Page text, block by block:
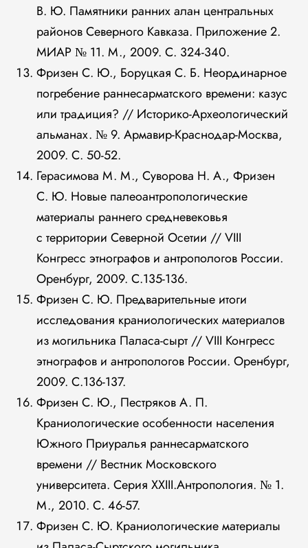
В. Ю. Памятники ранних алан центральных
районов Северного Кавказа. Приложение 2.
МИАР № 11. М., 2009. С. 324-340.
Фризен С. Ю., Боруцкая С. Б. Неординарное
погребение раннесарматского времени: казус
или традиция? // Историко-Археологический
альманах. № 9. Армавир-Краснодар-Москва,
2009. С. 50-52.
Герасимова М. М., Суворова Н. А., Фризен
С. Ю. Новые палеоантропологические
материалы раннего средневековья
с территории Северной Осетии // VIII
Конгресс этнографов и антропологов России.
Оренбург, 2009. С.135-136.
Фризен С. Ю. Предварительные итоги
исследования краниологических материалов
из могильника Паласа-сырт // VIII Конгресс
этнографов и антропологов России. Оренбург,
2009. С.136-137.
Фризен С. Ю., Пестряков А. П.
Краниологические особенности населения
Южного Приуралья раннесарматского
времени // Вестник Московского
университета. Серия XXIII.Антропология. № 1.
М., 2010. С. 46-57.
Фризен С. Ю. Краниологические материалы